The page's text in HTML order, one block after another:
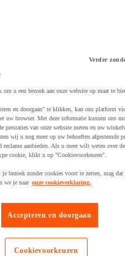
en verlichting
elektrisch schakelpaneel
en kabel
en schakelaar
en gereedschapkoffer
en opbergtas
en versterkte kist
Verder
u een bezoek aan onze website op maat te
en doorgaan" te klikken, kan ons platform
uw browser. Met deze informatie kunnen ons
prestaties van onze website meten en uw
wij u nog meer op uw behoeften afgestemde
reclame aanbieden. Als u meer wilt weten over
cookie, klikt u op "Cookievoorkeuren".
bezoek zonder cookies voort te zetten, mag
we je naar onze cookieverklaring.
Accepteren en doorgaan
Cookievoorkeuren